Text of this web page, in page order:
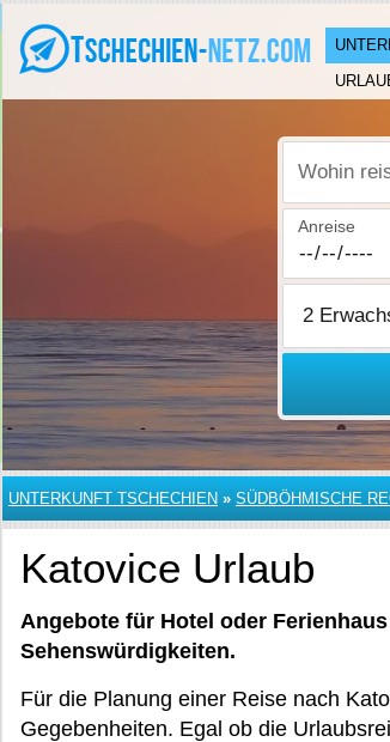
Wohin
Anreise
UNTERKUNFT TSCHECHIEN » SÜDBÖHMISCHE
Katovice Urlaub
Angebote für Hotel oder
Sehenswürdigkeiten.
Für die Planung einer Reise nach
Gegebenheiten. Egal ob die